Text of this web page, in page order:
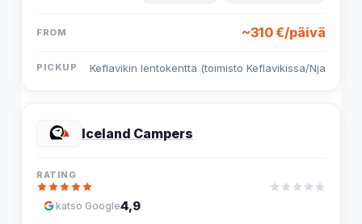
~310 €/päivä
Keflavikin lentokenttä (toimisto Keflavikissa/Nja
Iceland Campers
4,9
katso Google